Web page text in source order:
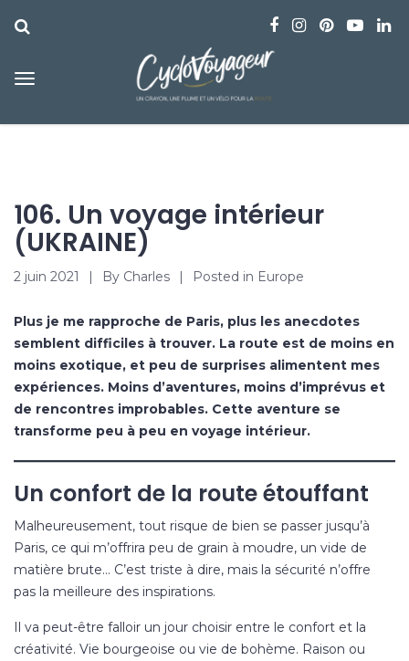
106. Un voyage intérieur
(UKRAINE)
2 juin 2021 By Charles Posted in Europe
Plus je me rapproche de Paris, plus les anecdotes
semblent difficiles à trouver. La route est de moins en
moins exotique, et peu de surprises alimentent mes
expériences. Moins d’aventures, moins d’imprévus et
de rencontres improbables. Cette aventure se
transforme peu à peu en voyage intérieur.
Un confort de la route étouffant
Malheureusement, tout risque de bien se passer jusqu’à
Paris, ce qui m’offrira peu de grain à moudre, un vide de
matière brute… C’est triste à dire, mais la sécurité n’offre
pas la meilleure des inspirations.
Il va peut-être falloir un jour choisir entre le confort et la
créativité. Vie bourgeoise ou vie de bohème. Raison ou